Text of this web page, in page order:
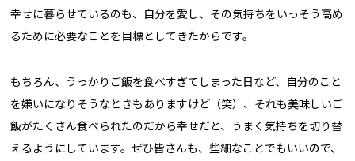
幸せに暮らせているのも、自分を愛し、その気持ちをいっそう高め
るために必要なことを目標としてきたからです。
もちろん、うっかりご飯を食べすぎてしまった日など、自分のこと
を嫌いになりそうなときもありますけど（笑）、それも美味しいご
飯がたくさん食べられたのだから幸せだと、うまく気持ちを切り替
えるようにしています。ぜひ皆さんも、些細なことでもいいので、